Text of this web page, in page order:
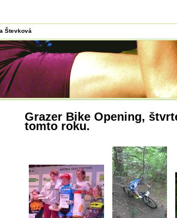
Števková
Grazer Bike Opening,
tomto roku.